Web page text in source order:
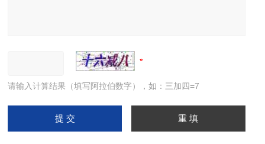
请输入计算结果（填写阿拉伯数字），如：三加四=7